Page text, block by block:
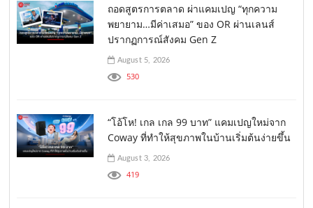
ถอดสูตรการตลาด ผ่าแคมเปญ “ทุกความ
พยายาม…มีค่าเสมอ” ของ OR ผ่านเลนส์
ปรากฏการณ์สังคม Gen Z
August 5, 2026
530
“โอ้โห! เกล เกล 99 บาท” แคมเปญใหม่จาก
Coway ที่ทำให้สุขภาพในบ้านเริ่มต้นง่ายขึ้น
August 3, 2026
419